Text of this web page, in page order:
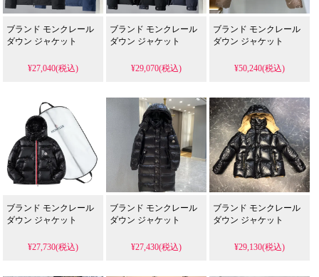
ブランド モンクレール
ダウン ジャケット
¥27,040(税込)
ブランド モンクレール
ダウン ジャケット
¥29,070(税込)
ブランド モンクレール
ダウン ジャケット
¥50,240(税込)
ブランド モンクレール
ダウン ジャケット
¥27,730(税込)
ブランド モンクレール
ダウン ジャケット
¥27,430(税込)
ブランド モンクレール
ダウン ジャケット
¥29,130(税込)